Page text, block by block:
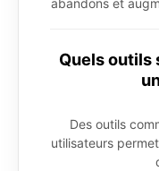
Quels outils
Des outils
utilisateurs